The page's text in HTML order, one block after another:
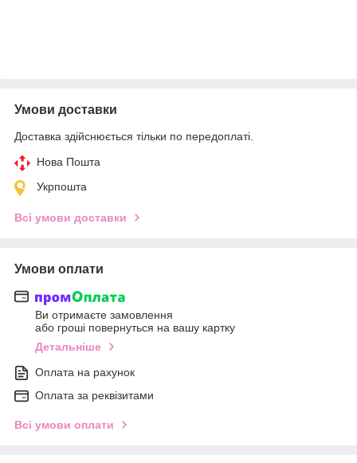
Умови доставки
Доставка здійснюється тільки по передоплаті.
Нова Пошта
Укрпошта
Всі умови доставки
Умови оплати
Ви отримаєте замовлення
або гроші повернуться на вашу картку
Детальніше
Оплата на рахунок
Оплата за реквізитами
Всі умови оплати